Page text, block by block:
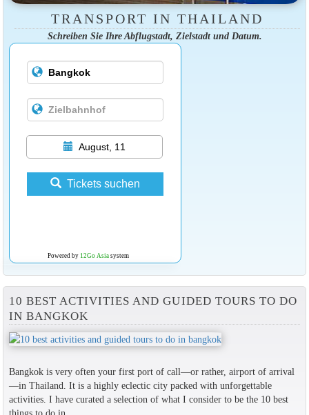
TRANSPORT IN THAILAND
Schreiben Sie Ihre Abflugstadt, Zielstadt und Datum.
August, 11
Tickets suchen
Powered by 12Go Asiasystem
10 BEST ACTIVITIES AND GUIDED TOURS TO DO
IN BANGKOK
Bangkok is very often your first port of call—or rather, airport of arrival
—in Thailand. It is a highly eclectic city packed with unforgettable
activities. I have curated a selection of what I consider to be the 10 best